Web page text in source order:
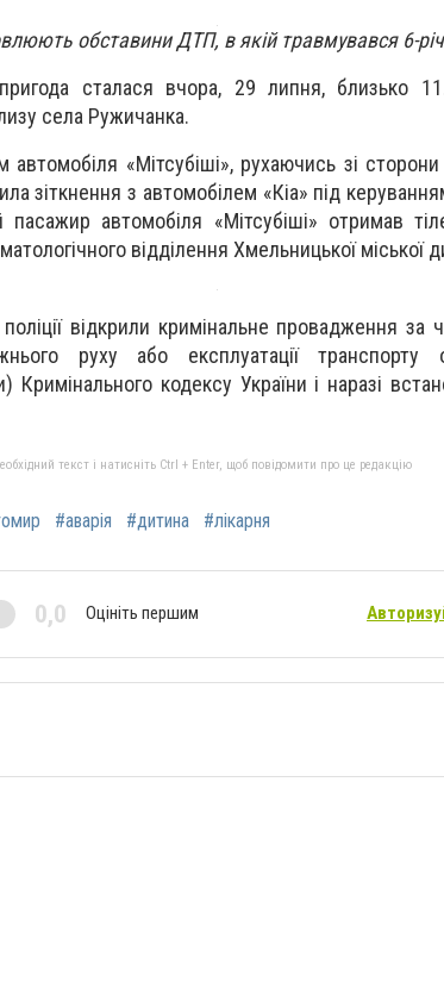
обставини ДТП, в якій травмувався 6-
сталася вчора, 29 липня, близько
села Ружичанка.
автомобіля «Мітсубіші», рухаючись зі
зіткнення з автомобілем «Кіа» під
пасажир автомобіля «Мітсубіші» отримав
відділення Хмельницької міської
відкрили кримінальне провадження
руху або експлуатації транспорту
Кримінального кодексу України і наразі
текст і натисніть Ctrl + Enter, щоб повідомити про це редакцію
#аварія #дитина #лікарня
0,0 Оцініть першим